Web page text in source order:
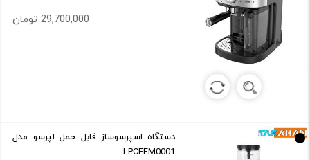
29,700,000 تومان
دستگاه اسپرسوساز قابل حمل لپرسو مدل
LPCFFM0001